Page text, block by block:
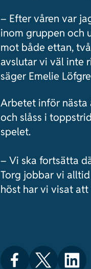
– Efter våren var
inom gruppen och
mot både ettan,
avslutar vi väl inte
säger Emelie
Arbetet inför nästa
och slåss i
spelet.
– Vi ska fortsätta
Torg jobbar vi
höst har vi visat att